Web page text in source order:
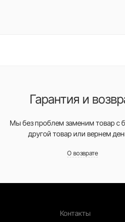
Гарантия и
Мы без проблем заменим товар с
другой товар или вернем
О возврате
Контакты